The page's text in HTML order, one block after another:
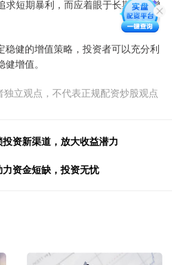
求短期暴利，而应着眼于长期稳健增
健的增值策略，投资者可以充分利
增值。
独立观点，不代表正规配资炒股观点
资新渠道，放大收益潜力
资金短缺，投资无忧